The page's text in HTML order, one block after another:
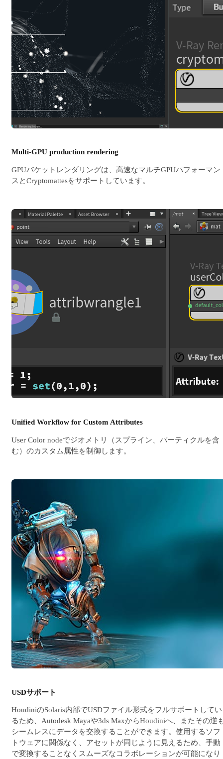
Multi-GPU production rendering
GPUバケットレンダリングは、高速なマルチGPUパフォーマン
スとCryptomattesをサポートしています。
Unified Workflow for Custom Attributes
User Color nodeでジオメトリ（スプライン、パーティクルを含
む）のカスタム属性を制御します。
USDサポート
HoudiniのSolaris内部でUSDファイル形式をフルサポートしてい
るため、Autodesk Mayaや3ds MaxからHoudiniへ、またその逆
シームレスにデータを交換することができます。使用するソフ
トウェアに関係なく、アセットが同じように見えるため、手動
で変換することなくスムーズなコラボレーションが可能になり